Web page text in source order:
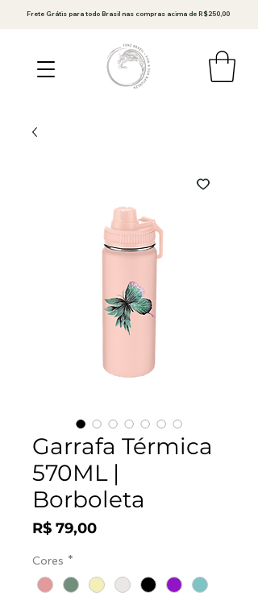
Frete Grátis para todo Brasil nas compras acima de R$250,00
Garrafa Térmica
570ML |
Borboleta
R$ 79,00Preço
Cores *